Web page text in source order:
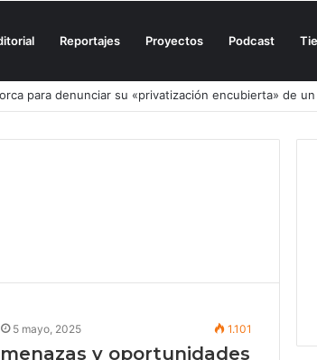
Reportajes Proyectos Podcast
para denunciar su «privatización encubierta» de
5 mayo, 2025 1.101
y oportunidades